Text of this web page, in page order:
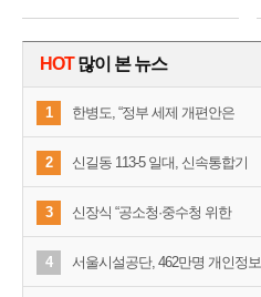
HOT많이 본 뉴스
1 한병도, “정부 세제 개편안은
2 신길동 113-5 일대, 신속통합기
3 신장식 “공소청·중수청 위한
4 서울시설공단, 462만명 개인정보